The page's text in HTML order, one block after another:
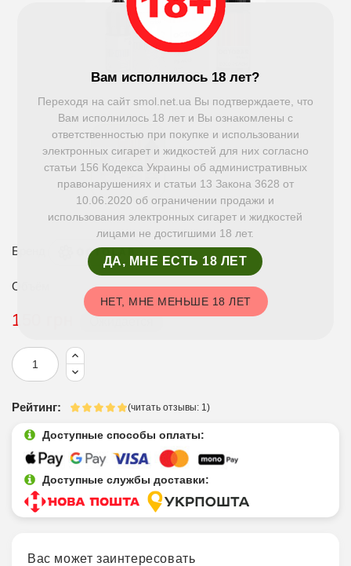
Бренд
Объём
150 грн
Рейтинг: (читать отзывы: 1)
Доступные способы оплаты:
Доступные службы доставки:
Вас может заинтересовать
Вам исполнилось 18 лет?
Переходя на сайт smol.net.ua Вы подтверждаете, что
Вам исполнилось 18 лет и Вы ознакомлены с
ответственностью при покупке и использовании
электронных сигарет и жидкостей для них согласно
статьи 156 Кодекса Украины об административных
правонарушениях и статьи 13 Закона 3628 от
10.06.2020 об ограничении продажи и
использования электронных сигарет и жидкостей
лицами не достигшими 18 лет.
ДА, МНЕ ЕСТЬ 18 ЛЕТ
НЕТ, МНЕ МЕНЬШЕ 18 ЛЕТ